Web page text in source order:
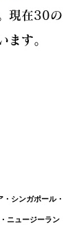
現在30の
ます。
シンガポール・
ニュージーラン